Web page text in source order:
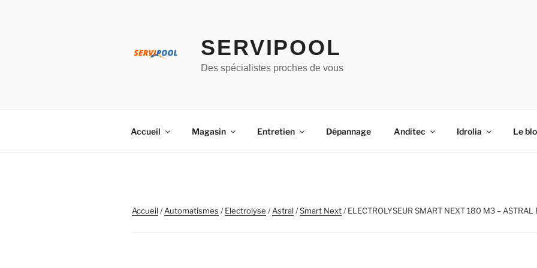
SERVIPOOL
Des spécialistes proches de vous
Accueil Magasin Entretien Dépannage Anditec Idrolia Le
Accueil/Automatismes /Electrolyse /Astral/Smart Next/ ELECTROLYSEUR SMART NEXT 180 M3 – ASTRAL